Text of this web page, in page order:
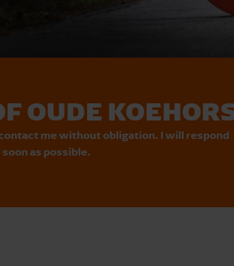
OUDE
me without obligation. I will respond
as possible.